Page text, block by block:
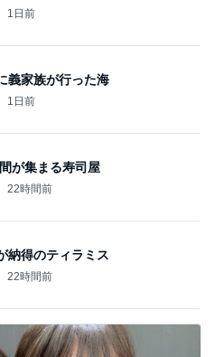
1日前
義家族が行った海
1日前
が集まる寿司屋
22時間前
納得のティラミス
22時間前